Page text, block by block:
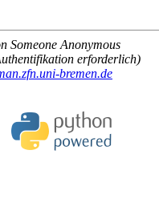
Someone Anonymous
erforderlich)
bremen.de